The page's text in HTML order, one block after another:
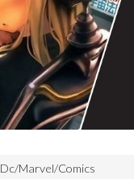
Dc/Marvel/Comics